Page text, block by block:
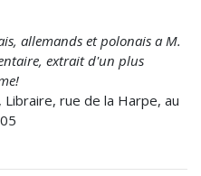
allemands et polonais a M.
extrait d'un plus
Libraire, rue de la Harpe, au